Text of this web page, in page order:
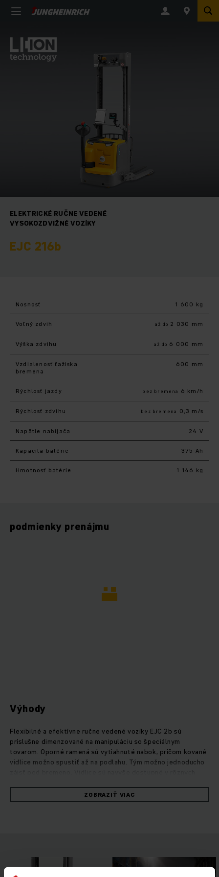
ELEKTRICKÉ RUČNE VEDENÉ
VYSOKOZDVIŽNÉ VOZÍKY
EJC 216b
Nosnosť 1 600 kg
Voľný zdvih až do 2 030 mm
Výška zdvihu až do 6 000 mm
Vzdialenosť ťažiska
bremena
600 mm
Rýchlosť jazdy bez bremena 6 km/h
Rýchlosť zdvihu bez bremena 0,3 m/s
Napätie nabíjača 24 V
Kapacita batérie 375 Ah
Hmotnosť batérie 1 146 kg
podmienky prenájmu
Výhody
Flexibilné a efektívne ručne vedené vozíky EJC 2b sú
príslušne dimenzované na manipuláciu so špeciálnym
tovarom. Oporné ramená sú vytiahnuté nabok, pričom kované
vidlice možno spustiť až na podlahu. Tým možno jednoducho
následovné: operationCONTROL, varuje obsluhu pri
prekročení zvyškovej nosnosti , a positionCONTROL
sklade. Silným výkonom presviedča aj motor zdvihového
mechanizmu, ktorý je súčasne tichý a v kombinácii s
ZOBRAZIŤ VIAC